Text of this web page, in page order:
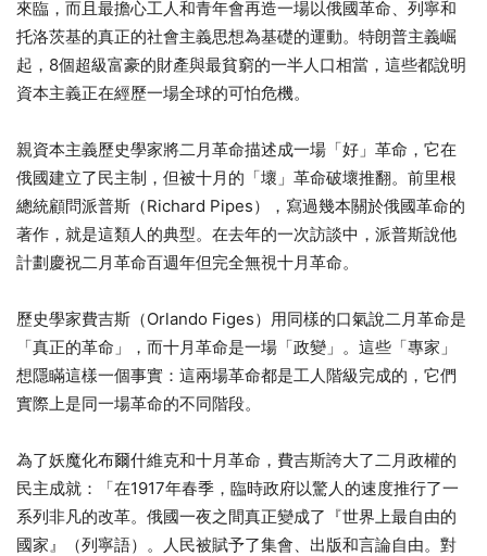
來臨，而且最擔心工人和青年會再造一場以俄國革命、列寧和
托洛茨基的真正的社會主義思想為基礎的運動。特朗普主義崛
起，8個超級富豪的財產與最貧窮的一半人口相當，這些都說明
資本主義正在經歷一場全球的可怕危機。
親資本主義歷史學家將二月革命描述成一場「好」革命，它在
俄國建立了民主制，但被十月的「壞」革命破壞推翻。前里根
總統顧問派普斯（Richard Pipes），寫過幾本關於俄國革命的
著作，就是這類人的典型。在去年的一次訪談中，派普斯說他
計劃慶祝二月革命百週年但完全無視十月革命。
歷史學家費吉斯（Orlando Figes）用同樣的口氣說二月革命是
「真正的革命」，而十月革命是一場「政變」。這些「專家」
想隱瞞這樣一個事實：這兩場革命都是工人階級完成的，它們
實際上是同一場革命的不同階段。
為了妖魔化布爾什維克和十月革命，費吉斯誇大了二月政權的
民主成就：「在1917年春季，臨時政府以驚人的速度推行了一
系列非凡的改革。俄國一夜之間真正變成了『世界上最自由的
國家』（列寧語）。人民被賦予了集會、出版和言論自由。對